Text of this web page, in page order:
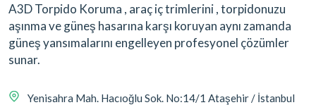
A3D Torpido Koruma , araç iç trimlerini , torpidonuzu
aşınma ve güneş hasarına karşı koruyan aynı zamanda
güneş yansımalarını engelleyen profesyonel çözümler
sunar.
Yenisahra Mah. Hacıoğlu Sok. No:14/1 Ataşehir / İstanbul